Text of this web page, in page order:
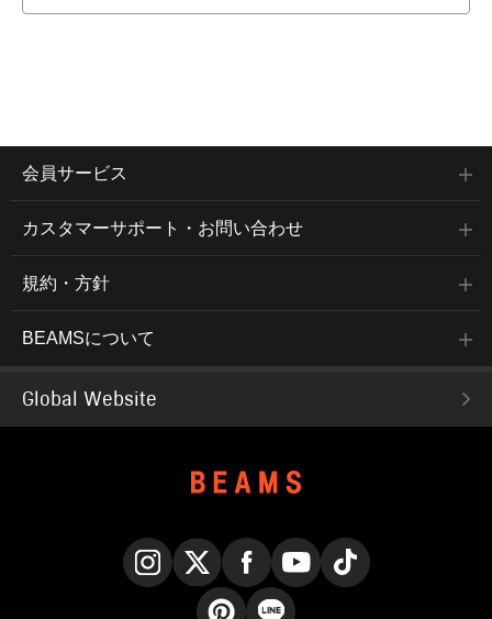
会員サービス
カスタマーサポート・お問い合わせ
規約・方針
BEAMSについて
Global Website